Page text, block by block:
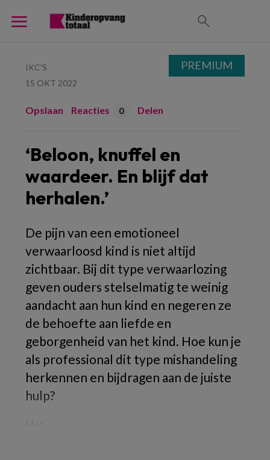
IKC'S
15 OKT 2022
Opslaan Reacties 0 Delen
‘Beloon, knuffel en
waardeer. En blijf dat
herhalen.’
De pijn van een emotioneel
verwaarloosd kind is niet altijd
zichtbaar. Bij dit type verwaarlozing
geven ouders stelselmatig te weinig
aandacht aan hun kind en negeren ze
de behoefte aan liefde en
geborgenheid van het kind. Hoe kun je
als professional dit type mishandeling
herkennen en bijdragen aan de juiste
hulp?
PREMIUM